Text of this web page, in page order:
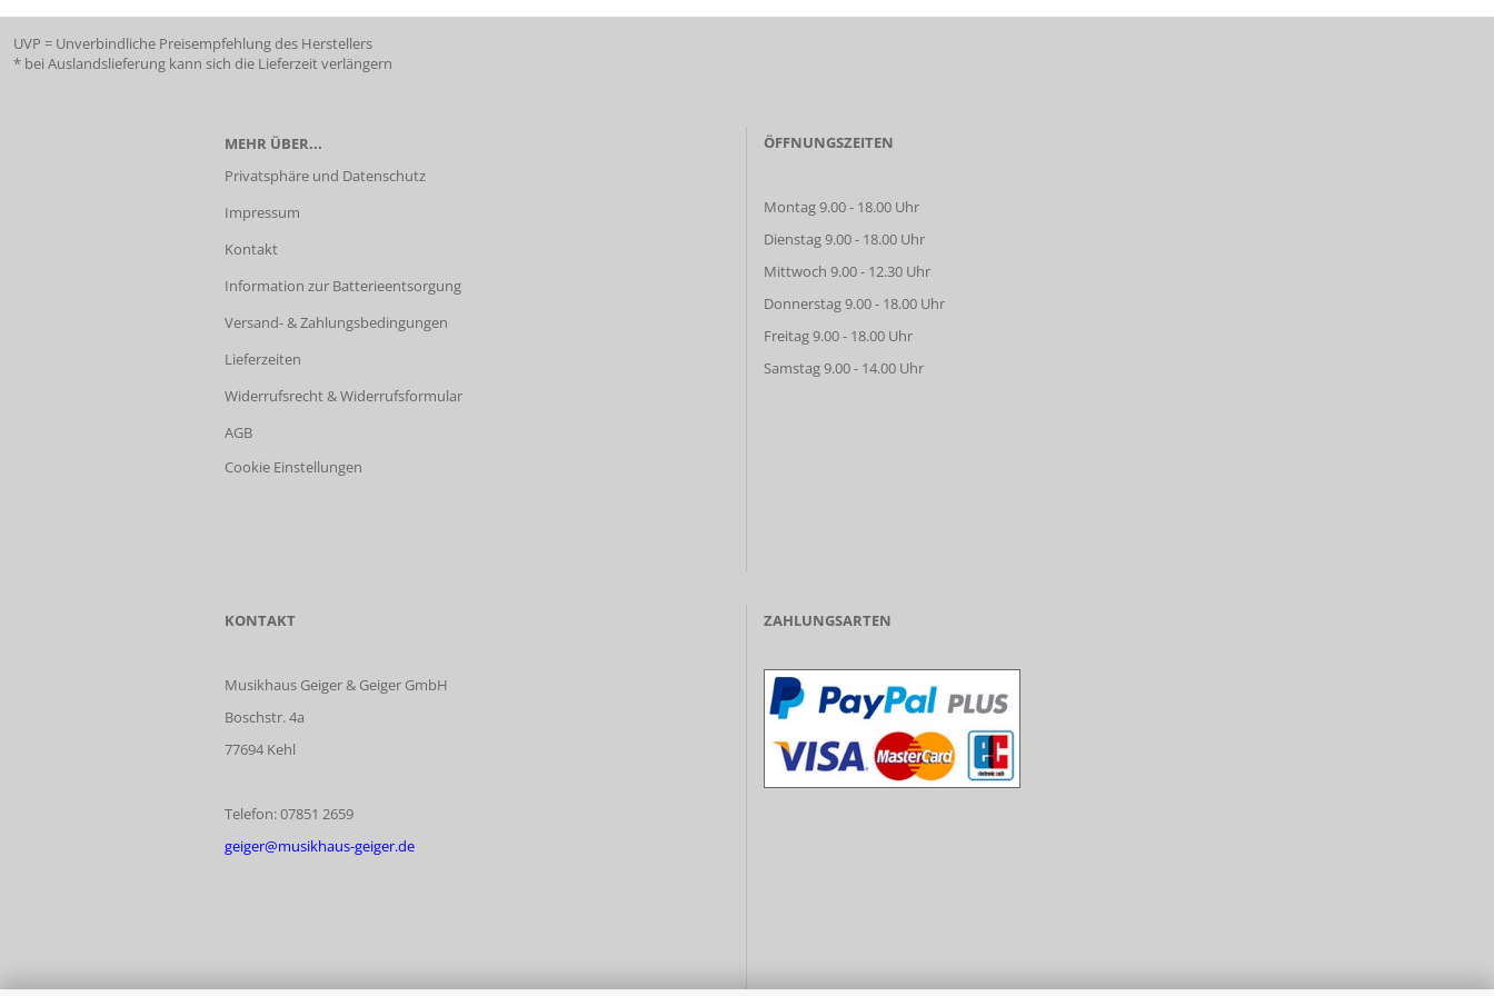
UVP = Unverbindliche Preisempfehlung des Herstellers
* bei Auslandslieferung kann sich die Lieferzeit verlängern
MEHR ÜBER...
Privatsphäre und Datenschutz
Impressum
Kontakt
Information zur Batterieentsorgung
Versand- & Zahlungsbedingungen
Lieferzeiten
Widerrufsrecht & Widerrufsformular
AGB
Cookie Einstellungen
ÖFFNUNGSZEITEN
Montag 9.00 - 18.00 Uhr
Dienstag 9.00 - 18.00 Uhr
Mittwoch 9.00 - 12.30 Uhr
Donnerstag 9.00 - 18.00 Uhr
Freitag 9.00 - 18.00 Uhr
Samstag 9.00 - 14.00 Uhr
KONTAKT
Musikhaus Geiger & Geiger GmbH
Boschstr. 4a
77694 Kehl
Telefon: 07851 2659
geiger@musikhaus-geiger.de
ZAHLUNGSARTEN